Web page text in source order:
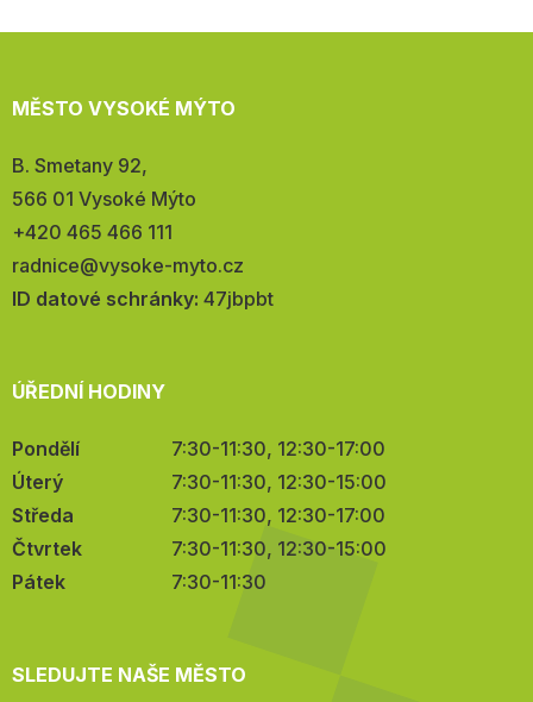
MĚSTO VYSOKÉ MÝTO
Adresa:
B. Smetany 92,
566 01 Vysoké Mýto
Telefon:
+420 465 466 111
E-
mail:
radnice@vysoke-myto.cz
ID datové schránky: 47jbpbt
ÚŘEDNÍ HODINY
Pondělí
7:30-11:30, 12:30-17:00
Úterý
7:30-11:30, 12:30-15:00
Středa
7:30-11:30, 12:30-17:00
Čtvrtek
7:30-11:30, 12:30-15:00
Pátek
7:30-11:30
SLEDUJTE NAŠE MĚSTO